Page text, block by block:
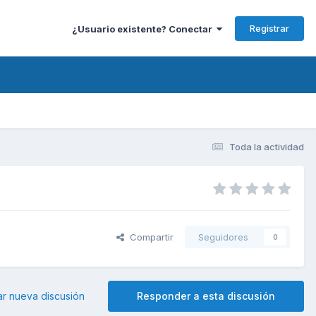
¿Usuario existente? Conectar Registrar
Toda la actividad
Compartir Seguidores 0
Responder a esta discusión
nueva discusión